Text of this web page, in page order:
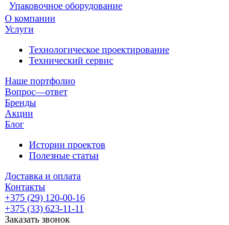
Упаковочное оборудование
О компании
Услуги
Технологическое проектирование
Технический сервис
Наше портфолио
Вопрос—ответ
Бренды
Акции
Блог
Истории проектов
Полезные статьи
Доставка и оплата
Контакты
+375 (29) 120-00-16
+375 (33) 623-11-11
Заказать звонок